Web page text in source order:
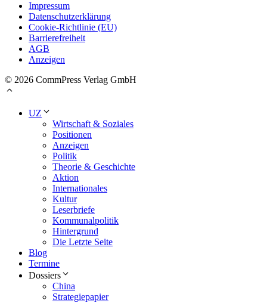
Impressum
Datenschutzerklärung
Cookie-Richtlinie (EU)
Barrierefreiheit
AGB
Anzeigen
© 2026 CommPress Verlag GmbH
UZ
Wirtschaft & Soziales
Positionen
Anzeigen
Politik
Theorie & Geschichte
Aktion
Internationales
Kultur
Leserbriefe
Kommunalpolitik
Hintergrund
Die Letzte Seite
Blog
Termine
Dossiers
China
Strategiepapier